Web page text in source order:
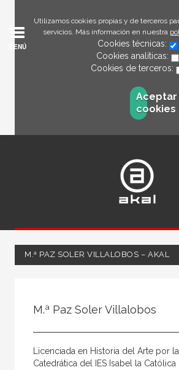
Utilizamos cookies propias y de terceros
servicios. Más información en nuestra
Cookies técnicas:
Cookies analíticas:
Cookies de terceros:
Aceptar
cookies
MENÚ
M.ª PAZ SOLER VILLALOBOS – AKAL
Coordinador
M.ª Paz Soler Villalobos
Licenciada en Historia del Arte por
Catedrática del IES Isabel la Católica